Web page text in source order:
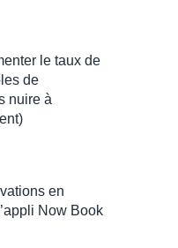
le taux de
de
nuire à
en
Now Book